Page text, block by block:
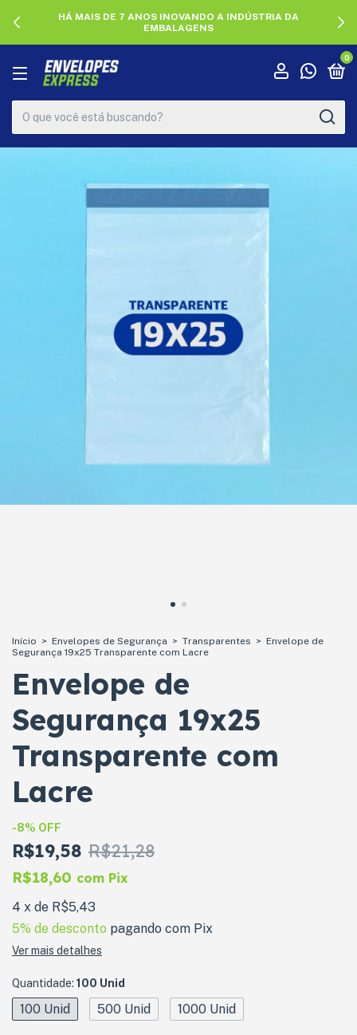
HÁ MAIS DE 7 ANOS INOVANDO A INDÚSTRIA DA
EMBALAGENS
0
Início > Envelopes de Segurança > Transparentes > Envelope de
Segurança 19x25 Transparente com Lacre
Envelope de
Segurança 19x25
Transparente com
Lacre
-8% OFF
R$19,58 R$21,28
R$18,60 com Pix
4 x de R$5,43
5% de desconto pagando com Pix
Ver mais detalhes
Quantidade: 100 Unid
100 Unid 500 Unid 1000 Unid